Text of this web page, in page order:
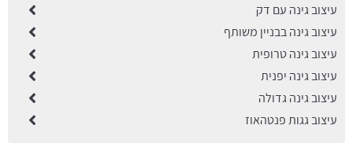
עיצוב גינה עם דק
עיצוב גינה בבניין משותף
עיצוב גינה טרופית
עיצוב גינה יפנית
עיצוב גינה גדולה
עיצוב גגות פנטהאוז